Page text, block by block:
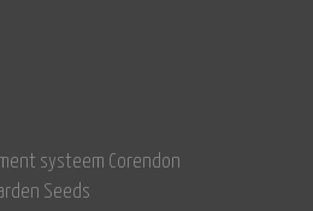
systeem Corendon
Seeds